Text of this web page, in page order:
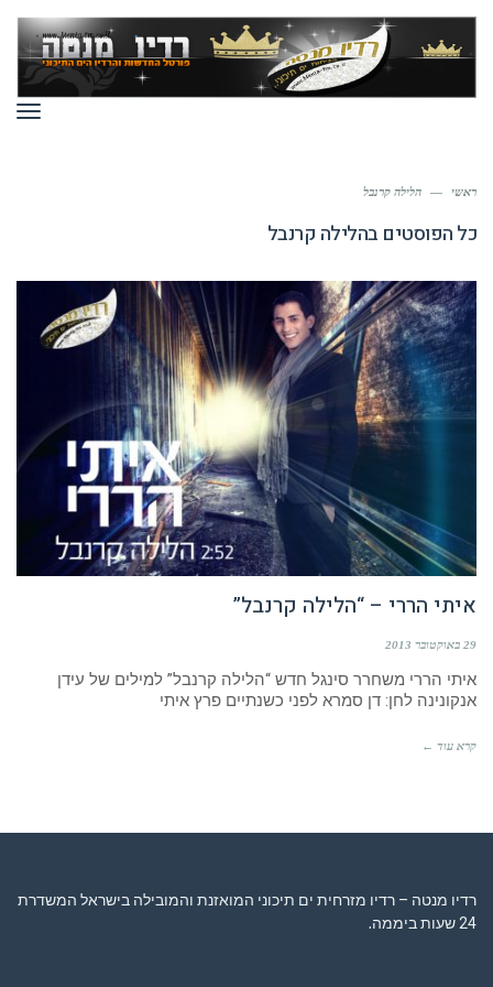
ראשי — הלילה קרנבל
כל הפוסטים בהלילה קרנבל
איתי הררי – “הלילה קרנבל”
29 באוקטובר 2013
איתי הררי משחרר סינגל חדש “הלילה קרנבל” למילים של עידן
אנקונינה לחן: דן סמרא לפני כשנתיים פרץ איתי
קרא עוד ←
רדיו מנטה – רדיו מזרחית ים תיכוני המואזנת והמובילה בישראל המשדרת
24 שעות ביממה,